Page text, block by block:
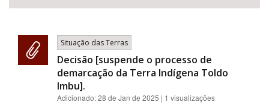
Situação das Terras
Decisão [suspende o processo de
demarcação da Terra Indígena Toldo
Imbu].
Adicionado:28 de Jan de 2025 | 1 visualizações